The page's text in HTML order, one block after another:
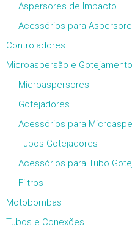
Aspersores de Impacto
Acessórios para
Controladores
Microaspersão e Gotejamento
Microaspersores
Gotejadores
Acessórios para
Tubos Gotejadores
Acessórios para Tubo
Filtros
Motobombas
Tubos e Conexões